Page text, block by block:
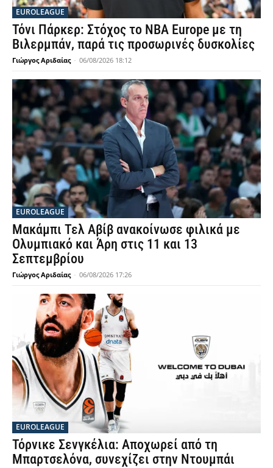
EUROLEAGUE
Τόνι Πάρκερ: Στόχος το NBA Europe με τη
Βιλερμπάν, παρά τις προσωρινές δυσκολίες
Γιώργος Αριδαίας - 06/08/2026 18:12
EUROLEAGUE
Μακάμπι Τελ Αβίβ ανακοίνωσε φιλικά με
Ολυμπιακό και Άρη στις 11 και 13
Σεπτεμβρίου
Γιώργος Αριδαίας - 06/08/2026 17:26
EUROLEAGUE
Τόρνικε Σενγκέλια: Αποχωρεί από τη
Μπαρτσελόνα, συνεχίζει στην Ντουμπάι